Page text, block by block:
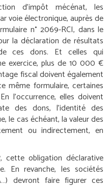
d’impôt mécénat, les
voie électronique, auprès de
n° 2069-RCI, dans le
la déclaration de résultats
ces dons. Et celles qui
exercice, plus de 10 000 €
fiscal doivent également
même formulaire, certaines
l’occurrence, elles doivent
des dons, l’identité des
le cas échéant, la valeur des
ou indirectement, en
cette obligation déclarative
En revanche, les sociétés
devront faire figurer ces